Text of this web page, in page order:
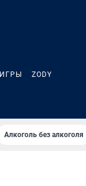
ИГРЫ ZODY
Алкоголь без алкоголя